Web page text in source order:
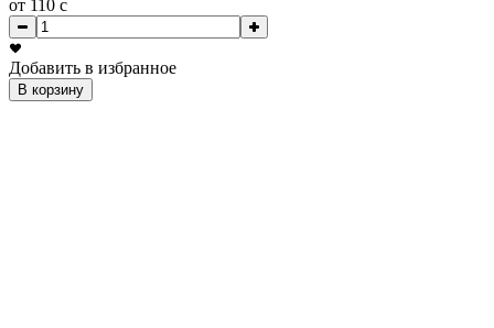
от 110 c
Добавить в избранное
В корзину